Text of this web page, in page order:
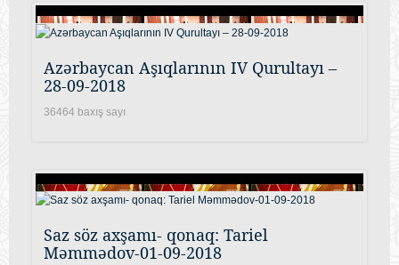
Azərbaycan Aşıqlarının IV Qurultayı –
28-09-2018
36464 baxış sayı
Saz söz axşamı- qonaq: Tariel
Məmmədov-01-09-2018